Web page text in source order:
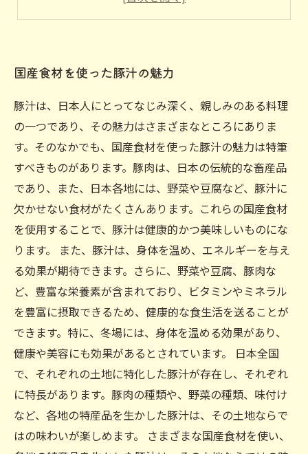
国産食材を使った豚汁の魅力
豚汁は、日本人にとってなじみ深く、親しみのある料理
の一つであり、その魅力はさまざまなところにありま
す。そのなかでも、国産食材を使った豚汁の魅力は特筆
すべきものがあります。豚肉は、日本の伝統的な畜産品
であり、また、日本各地には、野菜や豆腐など、豚汁に
欠かせない食材がたくさんあります。これらの国産食材
を使用することで、豚汁は健康的かつ美味しいものにな
ります。 また、豚汁は、身体を温め、エネルギーを与え
る効果が期待できます。さらに、野菜や豆腐、豚肉な
ど、豊富な栄養素が含まれており、ビタミンやミネラル
を豊富に摂取できるため、健康的な食生活を送ることが
できます。特に、冬場には、身体を温める効果があり、
健康や美容にも効果があるとされています。 日本全国
で、それぞれの土地に特化した豚汁が存在し、それぞれ
に特長があります。豚肉の種類や、野菜の種類、味付け
など、各地の特産品を生かした豚汁は、その土地ならで
はの味わいが楽しめます。 さまざまな国産食材を使い、